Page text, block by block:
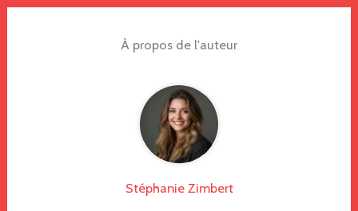
À propos de l'auteur
Stéphanie Zimbert